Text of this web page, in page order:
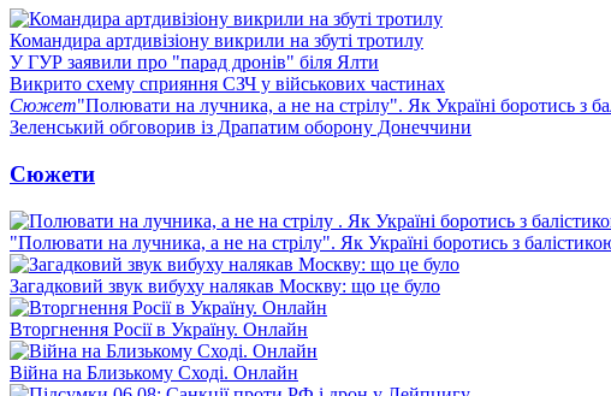
Командира артдивізіону викрили на збуті тротилу
У ГУР заявили про "парад дронів" біля Ялти
Викрито схему сприяння СЗЧ у військових частинах
Сюжет"Полювати на лучника, а не на стрілу". Як Україні боротись з
Зеленський обговорив із Драпатим оборону Донеччини
Сюжети
"Полювати на лучника, а не на стрілу". Як Україні боротись з
Загадковий звук вибуху налякав Москву: що це було
Вторгнення Росії в Україну. Онлайн
Війна на Близькому Сході. Онлайн